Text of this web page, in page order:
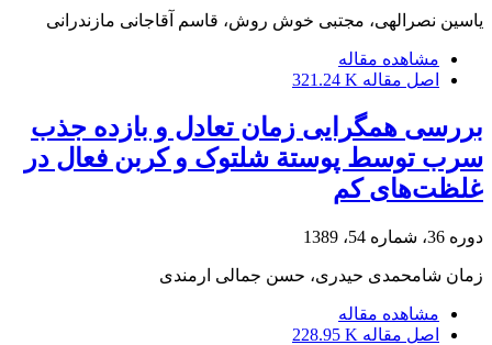
یاسین نصرالهی، مجتبی خوش روش، قاسم آقاجانی مازندرانی
مشاهده مقاله
اصل مقاله 321.24 K
بررسی همگرایی زمان تعادل و بازده جذب
سرب توسط پوستة شلتوک و کربن فعال در
غلظت‌های کم
دوره 36، شماره 54، 1389
زمان شامحمدی حیدری، حسن جمالی ارمندی
مشاهده مقاله
اصل مقاله 228.95 K